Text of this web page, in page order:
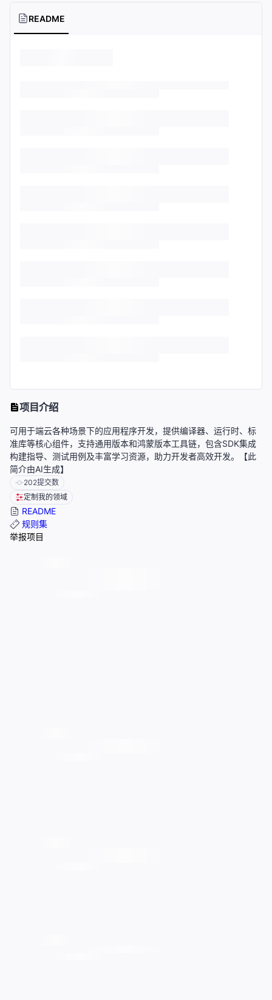
README
项目介绍
可用于端云各种场景下的应用程序开发，提供编译器、运行时、标
准库等核心组件，支持通用版本和鸿蒙版本工具链，包含SDK集成
构建指导、测试用例及丰富学习资源，助力开发者高效开发。【此
简介由AI生成】
202提交数
定制我的领域
README
规则集
举报项目